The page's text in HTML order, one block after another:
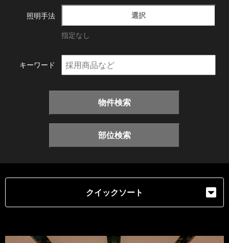
照明手法 選択
指定なし
キーワード
物件検索
部位検索
クイックソート